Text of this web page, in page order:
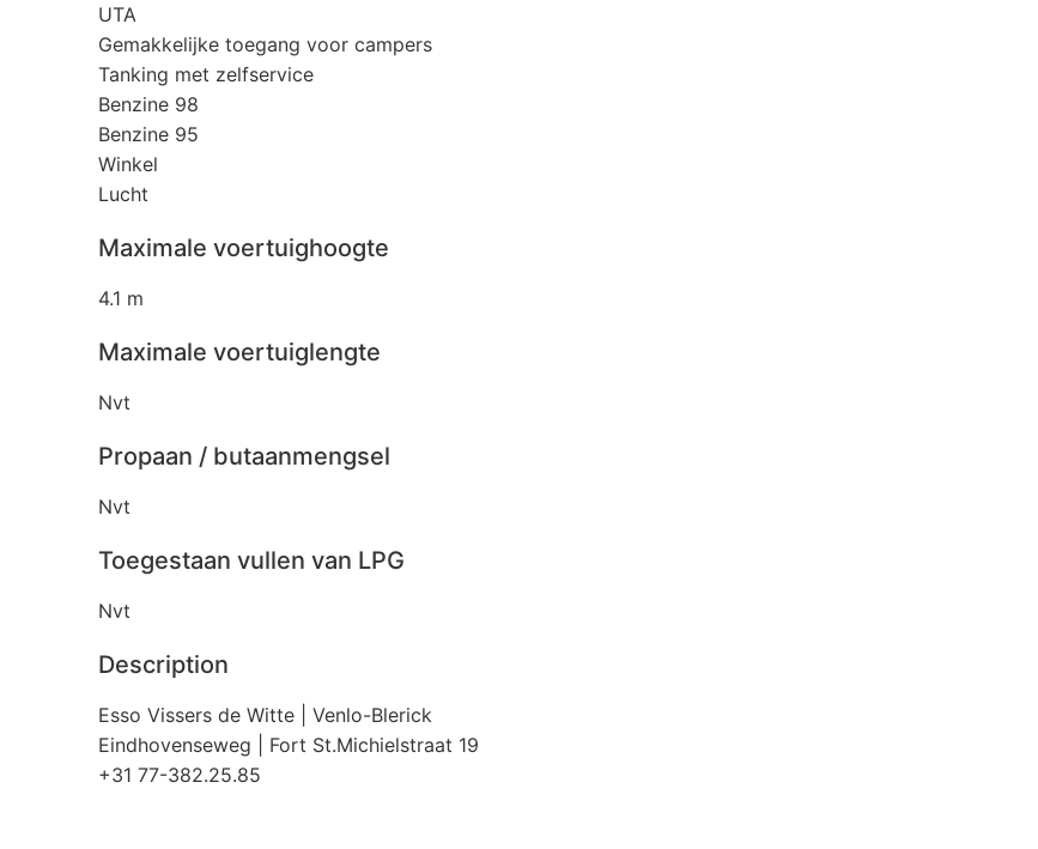
UTA
Gemakkelijke toegang voor campers
Tanking met zelfservice
Benzine 98
Benzine 95
Winkel
Lucht
Maximale voertuighoogte
4.1 m
Maximale voertuiglengte
Nvt
Propaan / butaanmengsel
Nvt
Toegestaan vullen van LPG
Nvt
Description
Esso Vissers de Witte | Venlo-Blerick
Eindhovenseweg | Fort St.Michielstraat 19
+31 77-382.25.85